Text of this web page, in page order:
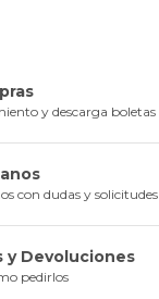
y descarga boletas
con dudas y solicitudes
y Devoluciones
pedirlos